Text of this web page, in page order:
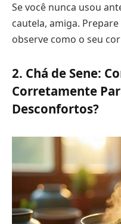
Se você nunca usou
cautela, amiga.
observe como o seu
2. Chá de Sene:
Corretamente
Desconfortos?